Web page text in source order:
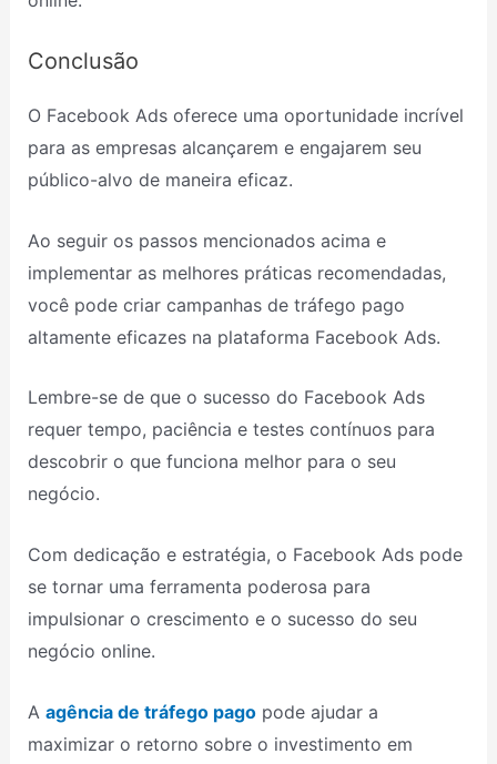
Conclusão
O Facebook Ads oferece uma oportunidade incrível
para as empresas alcançarem e engajarem seu
público-alvo de maneira eficaz.
Ao seguir os passos mencionados acima e
implementar as melhores práticas recomendadas,
você pode criar campanhas de tráfego pago
altamente eficazes na plataforma Facebook Ads.
Lembre-se de que o sucesso do Facebook Ads
requer tempo, paciência e testes contínuos para
descobrir o que funciona melhor para o seu
negócio.
Com dedicação e estratégia, o Facebook Ads pode
se tornar uma ferramenta poderosa para
impulsionar o crescimento e o sucesso do seu
negócio online.
A agência de tráfego pagopode ajudar a
maximizar o retorno sobre o investimento em